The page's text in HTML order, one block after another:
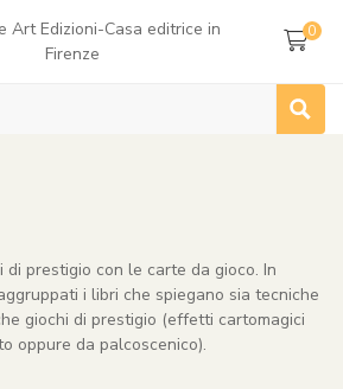
0
di prestigio con le carte da gioco. In
i libri che spiegano sia tecniche
giochi di prestigio (effetti cartomagici
oppure da palcoscenico).